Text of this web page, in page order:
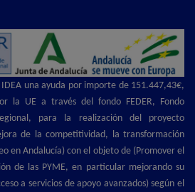
una ayuda por importe de 151.447,43€,
la UE a través del fondo FEDER, Fondo
para la realización del proyecto
de la competitividad, la transformación
en Andalucía) con el objeto de (Promover el
de las PYME, en particular mejorando su
a servicios de apoyo avanzados) según el